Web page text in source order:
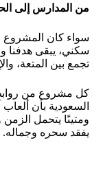
من المدارس إلى
سواء كان المشروع
سكني، يبقى هدفنا
تجمع بين المتعة،
كل مشروع من روابط
السعودية بأن
ومتينًا يتحمل
يفقد سحره وجماله.